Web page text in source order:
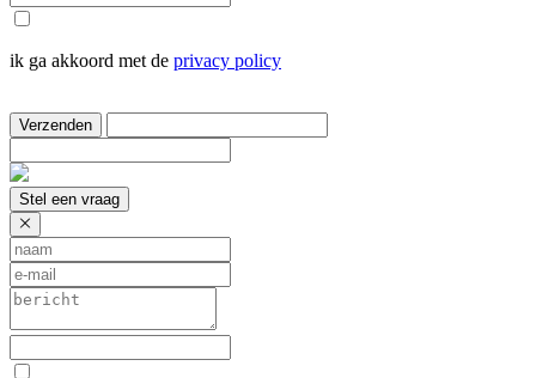
ik ga akkoord met de privacy policy
Verzenden
Stel een vraag